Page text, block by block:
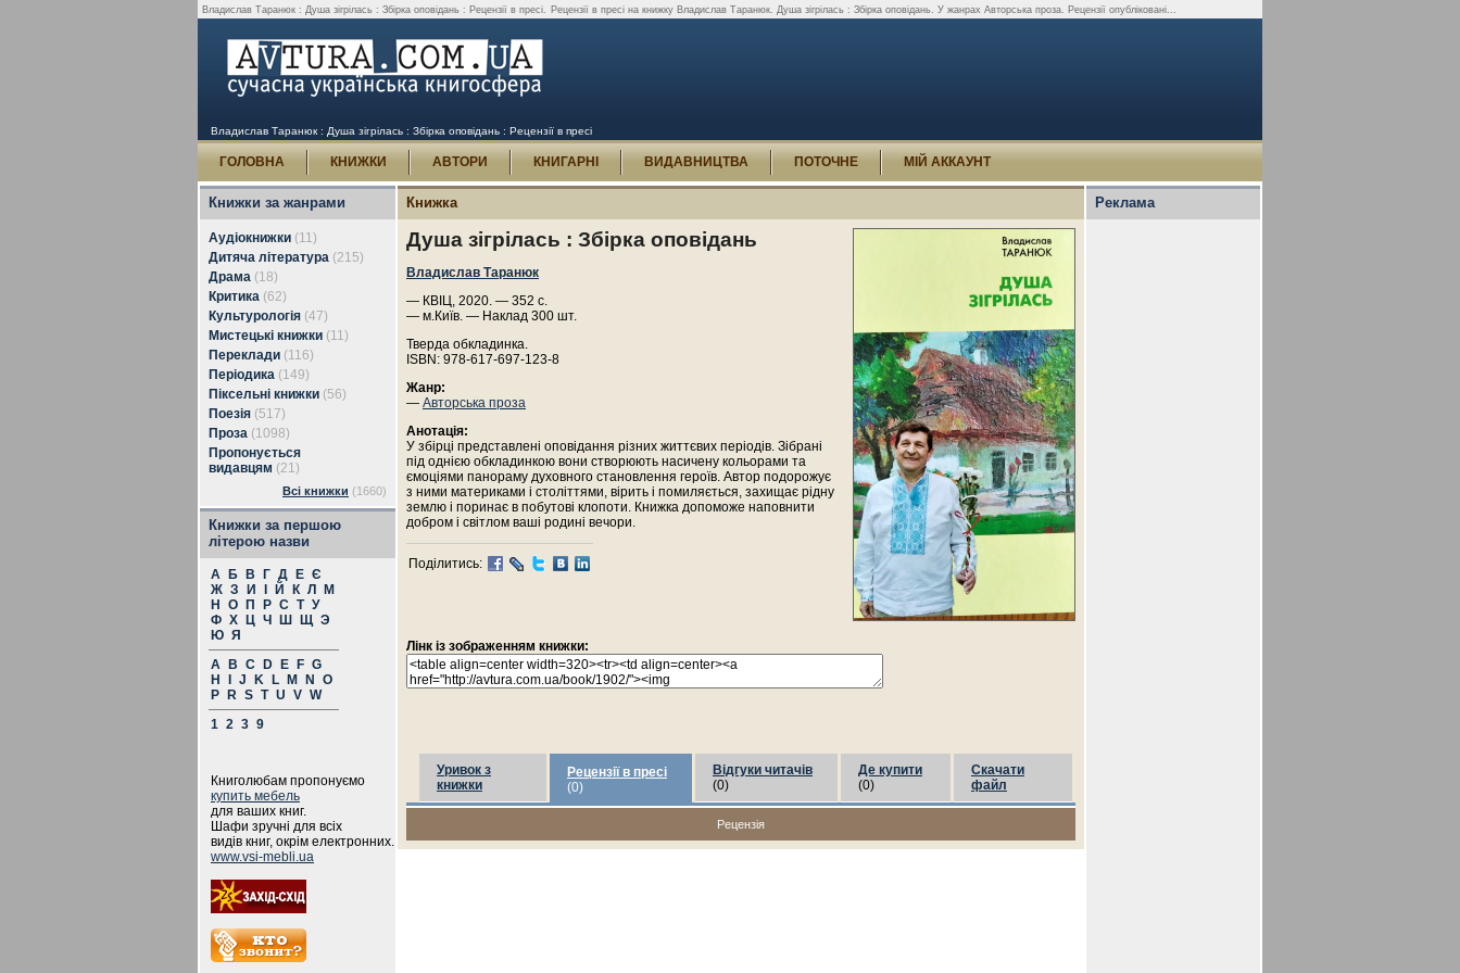
Владислав Таранюк : Душа зігрілась : Збірка оповідань : Рецензії в пресі. Рецензії в пресі на книжку Владислав Таранюк. Душа зігрілась : Збірка оповідань. У жанрах Авторська проза. Рецензії опубліковані...
Владислав Таранюк : Душа зігрілась : Збірка оповідань : Рецензії в пресі
ГОЛОВНА КНИЖКИ АВТОРИ КНИГАРНІ ВИДАВНИЦТВА ПОТОЧНЕ МІЙ АККАУНТ
Книжки за жанрами
Аудіокнижки (11)
Дитяча література (215)
Драма (18)
Критика (62)
Культурологія (47)
Мистецькі книжки (11)
Переклади (116)
Періодика (149)
Піксельні книжки (56)
Поезія (517)
Проза (1098)
Пропонується
видавцям (21)
Всі книжки (1660)
Книжки за першою
літерою назви
А Б В Г Д Е Є
Ж З И Й К Л
М
Н
О П Р С Т У
Ф Х Ц Ч Ш Щ Э
Ю Я
A
B C D E F G
H
J K L M N
O
P
R S T U V W
1 2 3 9
Книголюбам пропонуємо
купить мебель
для ваших книг.
Шафи зручні для всіх
видів книг, окрім електронних.
www.vsi-mebli.ua
Книжка
Душа зігрілась : Збірка оповідань
Владислав Таранюк
— КВІЦ, 2020. — 352 с.
— м.Київ. — Наклад 300 шт.
Тверда обкладинка.
ISBN: 978-617-697-123-8
Жанр:
— Авторська проза
Анотація:
У збірці представлені оповідання різних життєвих періодів. Зібрані
під однією обкладинкою вони створюють насичену кольорами та
ємоціями панораму духовного становлення героїв. Автор подорожує
з ними материками і століттями, вірить і помиляється, захищає рідну
землю і поринає в побутові клопоти. Книжка допоможе наповнити
добром і світлом ваші родині вечори.
Поділитись:
Лінк із зображенням книжки:
Уривок з
книжки
Рецензії в пресі
(0)
Відгуки читачів
(0)
Де купити
(0)
Скачати
файл
Рецензія
Реклама